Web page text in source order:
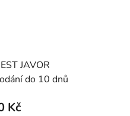
JAVOR
do 10 dnů
Kč